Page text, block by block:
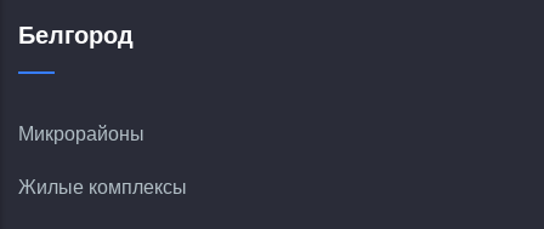
Белгород
Микрорайоны
Жилые комплексы